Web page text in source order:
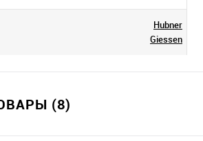
Hubner
Giessen
(8)